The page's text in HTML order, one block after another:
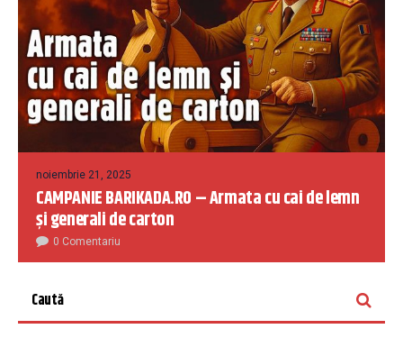
noiembrie 21, 2025
CAMPANIE BARIKADA.RO – Armata cu cai de lemn
și generali de carton
0 Comentariu